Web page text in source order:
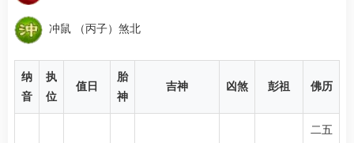
冲鼠 （丙子）煞北
纳
音
执
位
值日
胎
神
吉神 凶煞 彭祖 佛历
二五